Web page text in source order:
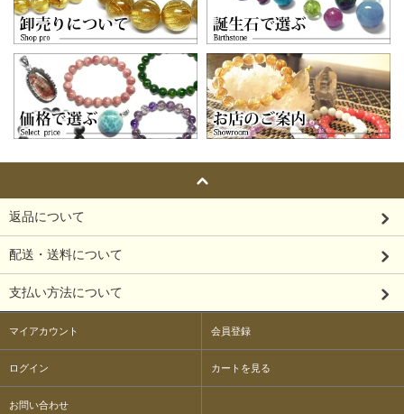
返品について
配送・送料について
支払い方法について
マイアカウント 会員登録
ログイン カートを見る
お問い合わせ